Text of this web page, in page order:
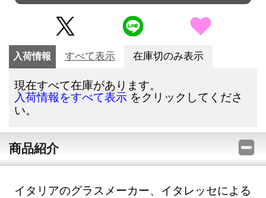
入荷情報 すべて表示 在庫切のみ表示
現在すべて在庫があります。
入荷情報をすべて表示 をクリックしてくださ
い。
商品紹介
イタリアのグラスメーカー、イタレッセによる